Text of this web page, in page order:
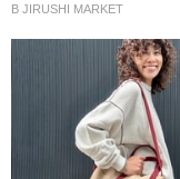
B JIRUSHI MARKET